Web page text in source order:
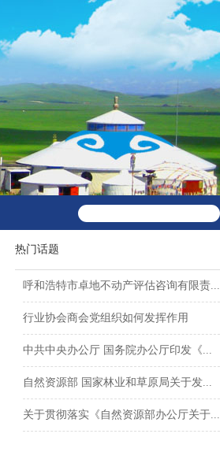
热门话题
呼和浩特市卓地不动产评估咨询有限责...
行业协会商会党组织如何发挥作用
中共中央办公厅 国务院办公厅印发《...
自然资源部 国家林业和草原局关于发...
关于贯彻落实《自然资源部办公厅关于...